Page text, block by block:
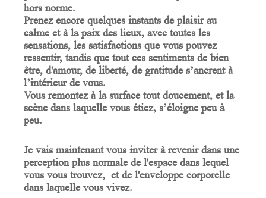
hors norme.
Prenez encore quelques instants de plaisir au
calme et à la paix des lieux, avec toutes les
sensations, les satisfactions que vous pouvez
ressentir, tandis que tout ces sentiments de bien
être, d'amour, de liberté, de gratitude s’ancrent à
l’intérieur de vous.
Vous remontez à la surface tout doucement, et la
scène dans laquelle vous étiez, s’éloigne peu à
peu.
Je vais maintenant vous inviter à revenir dans une
perception plus normale de l'espace dans lequel
vous vous trouvez, et de l'enveloppe corporelle
dans laquelle vous vivez.